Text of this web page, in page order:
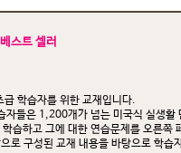
스트 셀러
학습자를 위한 교재입니다.
자들은 1,200개가 넘는 미국식 실생활
습하고 그에 대한 연습문제를 오른
구성된 교재 내용을 바탕으로 학습